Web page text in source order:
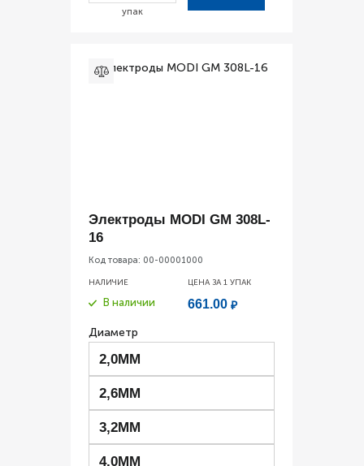
упак
Электроды MODI GM 308L-
16
Код товара: 00-00001000
НАЛИЧИЕ
В наличии
ЦЕНА ЗА 1 УПАК
661.00 ₽
Диаметр
2,0ММ
2,6ММ
3,2ММ
4,0ММ